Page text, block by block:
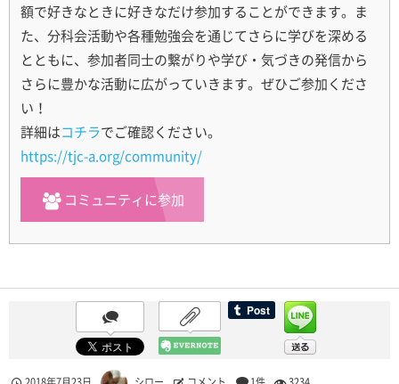
額で好きなときに好きなだけ参加することができます。ま
た、分科会活動や各種勉強会を通じてさらに学びを深める
とともに、参加者同士の繋がりや学び・気づきの発信から
さらに豊かな活動に広がっていきます。ぜひご参加くださ
い！
詳細はコチラでご確認ください。
https://tjc-a.org/community/
コミュニティに参加